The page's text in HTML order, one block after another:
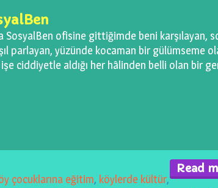
SosyalBen ofisine gittiğimde beni karşılayan,
parlayan, yüzünde kocaman bir gülümseme
ciddiyetle aldığı her hâlinden belli olan bir
Read
çocuklarına eğitim, köylerde kültür,